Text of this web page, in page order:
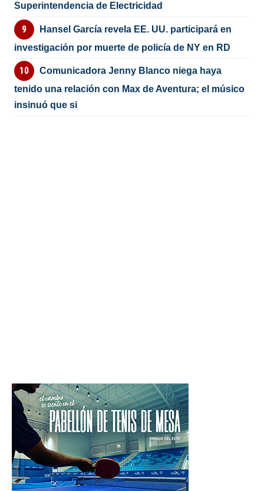
Superintendencia de Electricidad
Hansel García revela EE. UU. participará en
investigación por muerte de policía de NY en RD
Comunicadora Jenny Blanco niega haya
tenido una relación con Max de Aventura; el músico
insinuó que si